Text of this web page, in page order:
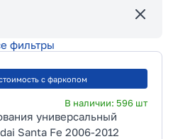
фильтры
с фаркопом
В наличии: 596 шт
универсальный
Santa Fe 2006-2012